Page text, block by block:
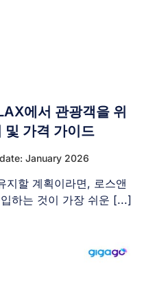
에서 관광객을 위
및 가격 가이드
January 2026
지할 계획이라면, 로스앤
하는 것이 가장 쉬운 [...]